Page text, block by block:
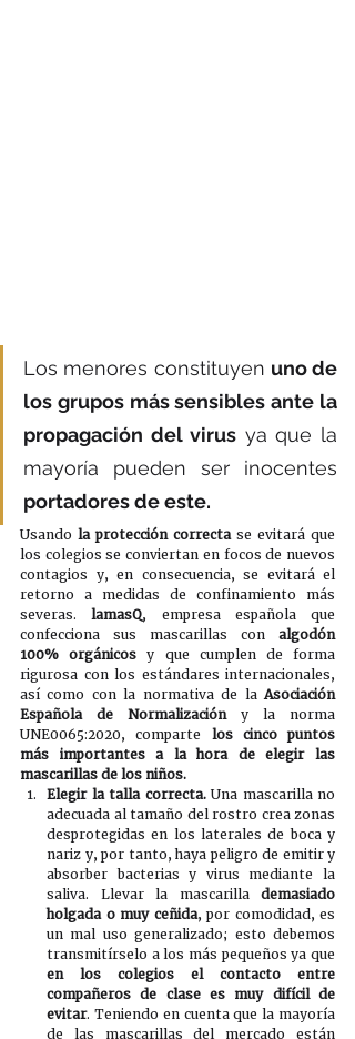
Los menores constituyen uno de
los grupos más sensibles ante la
propagación del virus ya que la
portadores de este.
Usando la protección correcta se evitará que
los colegios se conviertan en focos de nuevos
contagios y, en consecuencia, se evitará el
retorno a medidas de confinamiento más
severas. lamasQ, empresa española que
confecciona sus mascarillas con algodón
100% orgánicos y que cumplen de forma
rigurosa con los estándares internacionales,
así como con la normativa de la Asociación
Española de Normalización y la norma
UNE0065:2020, comparte los cinco puntos
más importantes a la hora de elegir las
mascarillas de los niños.
Elegir la talla correcta. Una mascarilla no
adecuada al tamaño del rostro crea zonas
desprotegidas en los laterales de boca y
nariz y, por tanto, haya peligro de emitir y
absorber bacterias y virus mediante la
saliva. Llevar la mascarilla demasiado
holgada o muy ceñida, por comodidad, es
un mal uso generalizado; esto debemos
en los colegios el contacto entre
compañeros de clase es muy difícil de
evitar. Teniendo en cuenta que la mayoría
de las mascarillas del mercado están